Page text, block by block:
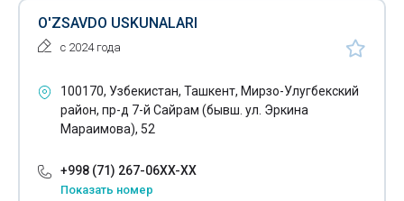
Жевательная резинка
Женские гигиенические прокладки
Жироуловители
Зеркала
Золото
O'ZSAVDO USKUNALARI
с 2024 года
100170, Узбекистан, Ташкент, Мирзо-Улугбекский
район, пр-д 7-й Сайрам (бывш. ул. Эркина
Мараимова), 52
+998 (71) 267-06XX-XX
Показать номер